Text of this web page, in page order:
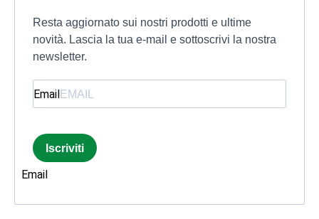
Resta aggiornato sui nostri prodotti e ultime
novità. Lascia la tua e-mail e sottoscrivi la nostra
newsletter.
Email
Iscriviti
Email